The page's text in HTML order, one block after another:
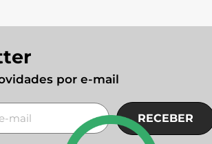
por e-mail
RECEBER